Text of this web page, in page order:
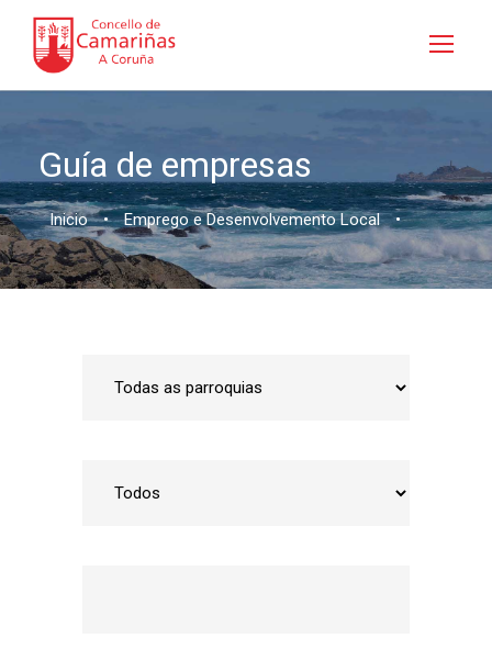
Guía de empresas
Inicio • Emprego e Desenvolvemento Local •